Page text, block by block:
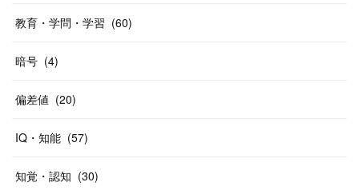
教育・学問・学習 (60)
暗号 (4)
偏差値 (20)
IQ・知能 (57)
知覚・認知 (30)